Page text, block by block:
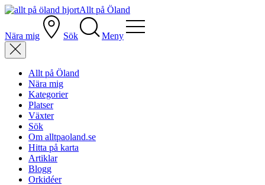
Allt på Öland
Nära mig Sök Meny
Allt på Öland
Nära mig
Kategorier
Platser
Växter
Sök
Om alltpaoland.se
Hitta på karta
Artiklar
Blogg
Orkidéer